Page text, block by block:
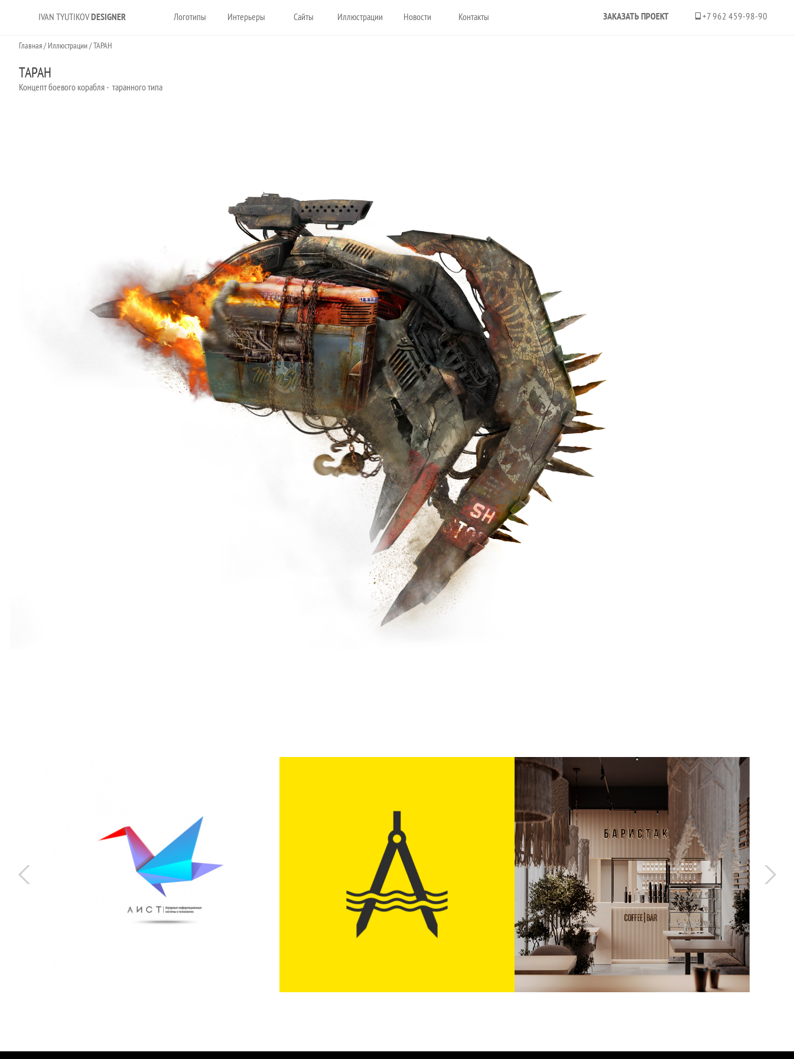
IVAN TYUTIKOV DESIGNER Логотипы Интерьеры Сайты Иллюстрации Новости Контакты +7 962 459-98-90
ЗАКАЗАТЬ ПРОЕКТ
Главная / Иллюстрации / ТАРАН
ТАРАН
Концепт боевого корабля - таранного типа